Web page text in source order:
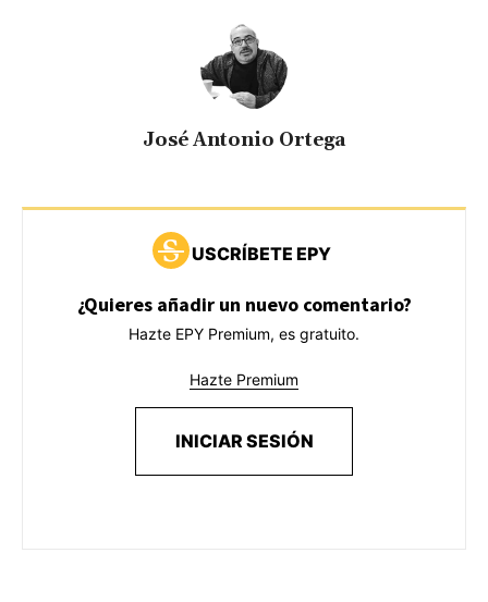
José Antonio Ortega
USCRÍBETE EPY
¿Quieres añadir un nuevo comentario?
Hazte EPY Premium, es gratuito.
Hazte Premium
INICIAR SESIÓN